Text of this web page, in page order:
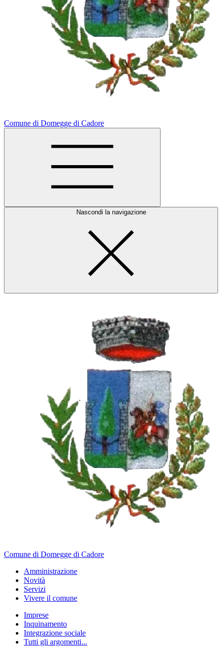
Comune di Domegge di Cadore
Nascondi la navigazione
Comune di Domegge di Cadore
Amministrazione
Novità
Servizi
Vivere il comune
Imprese
Inquinamento
Integrazione sociale
Tutti gli argomenti...